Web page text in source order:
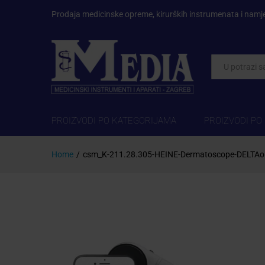
Prodaja medicinske opreme, kirurških instrumenata i
Kategorije
PROIZVODI PO KATEGORIJAMA PROIZVODI
Home / csm_K-211.28.305-HEINE-Dermatoscope-